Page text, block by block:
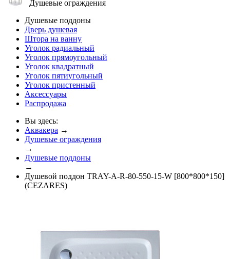
Душевые ограждения
Душевые поддоны
Дверь душевая
Штора на ванну
Уголок радиальный
Уголок прямоугольный
Уголок квадратный
Уголок пятиугольный
Уголок пристенный
Аксессуары
Распродажа
Вы здесь:
Аквакера →
Душевые ограждения
→
Душевые поддоны
→
Душевой поддон TRAY-A-R-80-550-15-W [800*800*150]
(CEZARES)